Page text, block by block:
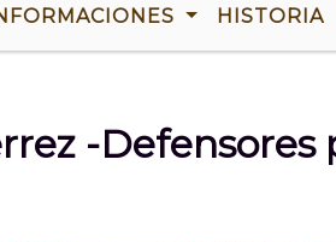
HISTORIA
-Defensores